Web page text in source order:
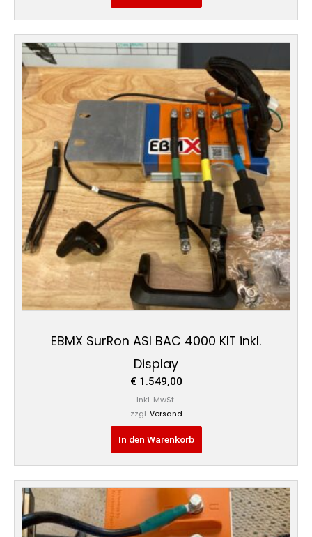
EBMX SurRon ASI BAC 4000 KIT inkl.
Display
€1.549,00
Inkl. MwSt.
zzgl. Versand
In den Warenkorb